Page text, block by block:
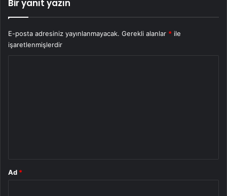
Bir yanıt yazın
E-posta adresiniz yayınlanmayacak. Gerekli alanlar * ile
işaretlenmişlerdir
Ad *